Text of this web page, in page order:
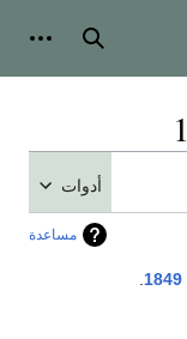
بحث
أدوات
مساعدة
1849